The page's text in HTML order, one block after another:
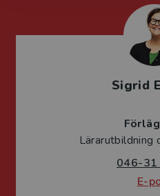
Sigrid
Lärarutbildning
046-31
E-